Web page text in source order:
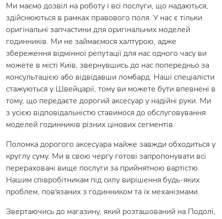
Ми маємо дозвіл на роботу і всі послуги, що надаються,
здійснюються в рамках правового поля. У нас є тільки
оригінальні запчастини для оригінальних моделей
годинників. Ми не займаємося халтурою, адже
збереження відмінної репутації для нас одного часу ви
можете в місті Київ, звернувшись до нас попередньо за
консультацією або відвідавши ломбард. Наші спеціалісти
стажуються у Швейцарії, тому ви можете бути впевнені в
тому, що передаєте дорогий аксесуар у надійні руки. Ми
з усією відповідальністю ставимося до обслуговування
моделей годинників різних цінових сегментів.
Поломка дорогого аксесуара майже завжди обходиться у
круглу суму. Ми в свою чергу готові запропонувати всі
перераховані вище послуги за прийнятною вартістю.
Нашим співробітникам під силу вирішення будь-яких
проблем, пов'язаних з годинником та їх механізмами.
Звертаючись до магазину, який розташований на Подолі,